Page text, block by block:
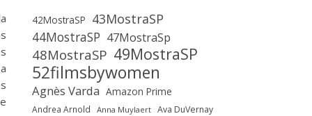
42MostraSP 43MostraSP
44MostraSP 47MostraSp
48MostraSP 49MostraSP
52filmsbywomen
Agnès Varda Amazon Prime
Andrea Arnold Anna Muylaert Ava DuVernay